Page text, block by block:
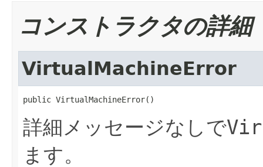
コンストラクタの詳細
VirtualMachineError
public VirtualMachineError()
詳細メッセージなしで
ます。